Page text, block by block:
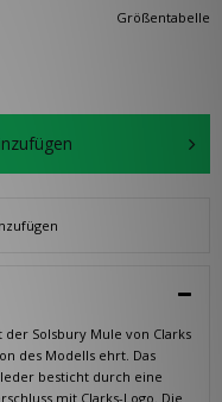
Größentabelle
Solsbury Mule von Clarks
des Modells ehrt. Das
besticht durch eine
mit Clarks-Logo. Die